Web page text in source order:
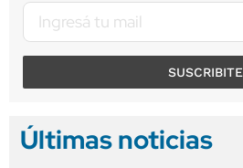
SUSCRIBITE
Últimas noticias